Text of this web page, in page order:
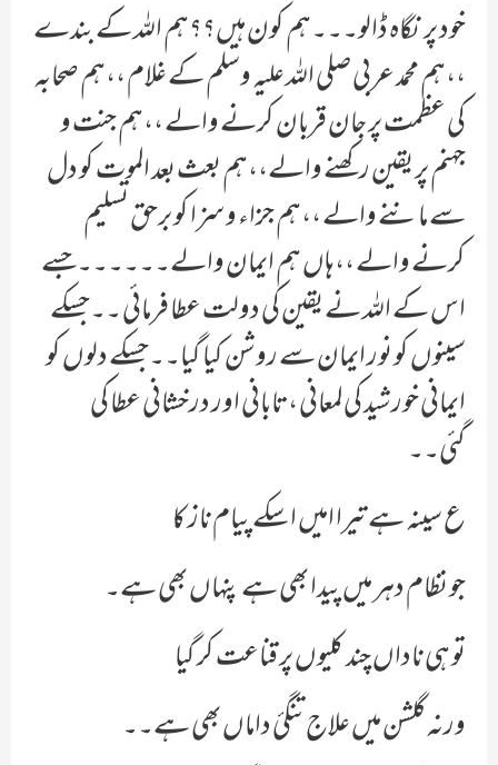
خود پر نگاہ ڈالو۔۔۔ہم کون ہیں؟؟ہم اللہ کے بندے
،،ہم محمد عربی صلی اللہ علیہ وسلم کے غلام ،،ہم صحابہ
کی عظمت پر جان قربان کرنے والے ،،ہم جنت و
جہنم پر یقین رکھنے والے،،ہم بعث بعد الموت کو دل
سے ماننے والے ،،ہم جزاء و سزا کو برحق تسلیم
کرنے والے ،،ہاں ہم ایمان والے۔۔۔۔۔۔جسے
اس کے اللہ نے یقین کی دولت عطا فرمائی ۔۔جسکے
سینوں کو نور ایمان سے روشن کیا گیا۔۔جسکے دلوں کو
ایمانی خورشید کی لمعانی ، تابانی اور درخشانی عطا کی
گئی۔۔
ع سینہ ہے تیرا امیں اسکے پیام ناز کا
جو نظام دہر میں پیدا بھی ہے پنہاں بھی ہے۔
تو ہی ناداں چند کلیوں پر قناعت کر گیا
ورنہ گلشن میں علاج تنگئ داماں بھی ہے۔۔